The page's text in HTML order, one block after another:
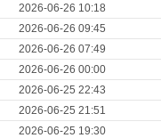
2026-06-26 10:18
2026-06-26 09:45
2026-06-26 07:49
2026-06-26 00:00
2026-06-25 22:43
2026-06-25 21:51
2026-06-25 19:30